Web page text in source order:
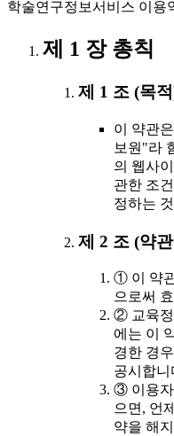
학술연구정보서비스 이용
제 1 장 총칙
제 1 조 (목
이 약관
보원"라
의 웹사
관한 조
정하는
제 2 조 (약
① 이 약
으로써
② 교육정
에는 이
경한 경
공시합니
③ 이용자
으면, 언
약을 해